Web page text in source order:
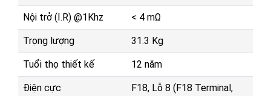
Nội trở (I.R) @1Khz < 4 mΩ
Trọng lượng 31.3 Kg
Tuổi thọ thiết kế 12 năm
Điện cực
F18, Lỗ 8 (F18 Terminal,